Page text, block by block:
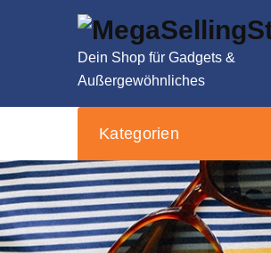
Dein Shop für Gadgets &
Außergewöhnliches
Kategorien